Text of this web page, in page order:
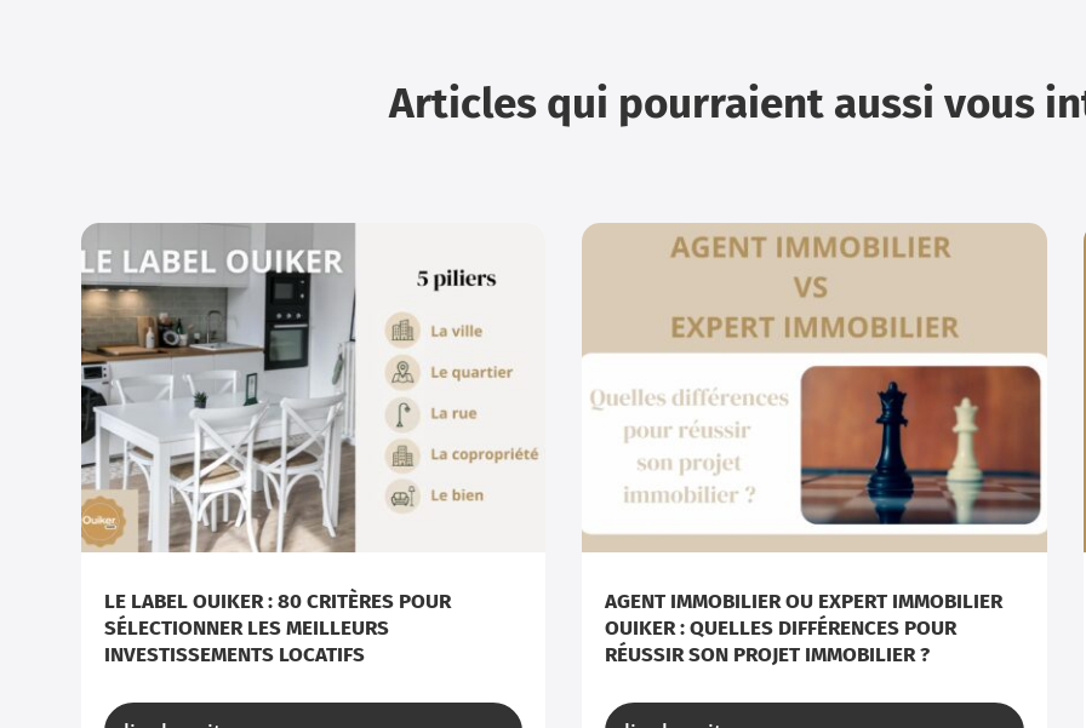
Articles qui pourraient aussi vous
LE LABEL OUIKER : 80 CRITÈRES POUR
SÉLECTIONNER LES MEILLEURS
INVESTISSEMENTS LOCATIFS
AGENT IMMOBILIER OU EXPERT IMMOBILIER
OUIKER : QUELLES DIFFÉRENCES POUR
RÉUSSIR SON PROJET IMMOBILIER ?